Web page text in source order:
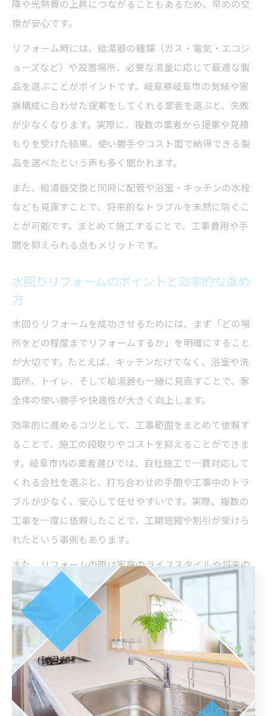
障や光熱費の上昇につながることもあるため、早めの交
換が安心です。
リフォーム時には、給湯器の種類（ガス・電気・エコジ
ョーズなど）や設置場所、必要な湯量に応じて最適な製
品を選ぶことがポイントです。岐阜県岐阜市の気候や家
族構成に合わせた提案をしてくれる業者を選ぶと、失敗
が少なくなります。実際に、複数の業者から提案や見積
もりを受けた結果、使い勝手やコスト面で納得できる製
品を選べたという声も多く聞かれます。
また、給湯器交換と同時に配管や浴室・キッチンの水栓
なども見直すことで、将来的なトラブルを未然に防ぐこ
とが可能です。まとめて施工することで、工事費用や手
間を抑えられる点もメリットです。
水回りリフォームのポイントと効率的な進め
方
水回りリフォームを成功させるためには、まず「どの場
所をどの程度までリフォームするか」を明確にすること
が大切です。たとえば、キッチンだけでなく、浴室や洗
面所、トイレ、そして給湯器も一緒に見直すことで、家
全体の使い勝手や快適性が大きく向上します。
効率的に進めるコツとして、工事範囲をまとめて依頼す
ることで、施工の段取りやコストを抑えることができま
す。岐阜市内の業者選びでは、自社施工で一貫対応して
くれる会社を選ぶと、打ち合わせの手間や工事中のトラ
ブルが少なく、安心して任せやすいです。実際、複数の
工事を一度に依頼したことで、工期短縮や割引が受けら
れたという事例もあります。
また、リフォームの際は家族のライフスタイルや将来の
変化も考慮すると良いでしょう。高齢者やお子様がいる
家庭では、バリアフリー化や使いやすい設備選びが重要
なポイントとなります。
後悔しない水回りリフォームの準備と注意点
水回りリフォームで後悔しないためには、事前の情報収
集と計画が欠かせません。まず、現在の設備の状態を把